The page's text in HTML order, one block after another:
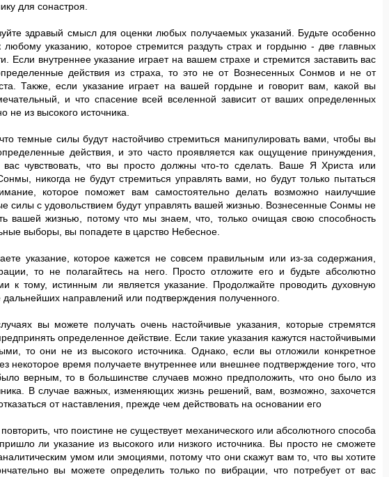
для сонастроя.
здравый смысл для оценки любых получаемых указаний. Будьте особенно
любому указанию, которое стремится раздуть страх и гордыню - две главных
Если внутреннее указание играет на вашем страхе и стремится заставить вас
действия из страха, то это не от Вознесенных Сонмов и не от
Также, если указание играет на вашей гордыне и говорит вам, какой вы
и что спасение всей вселенной зависит от ваших определенных
не из высокого источника.
темные силы будут настойчиво стремиться манипулировать вами, чтобы вы
действия, и это часто проявляется как ощущение принуждения,
вас чувствовать, что вы просто должны что-то сделать. Ваше Я Христа или
никогда не будут стремиться управлять вами, но будут только пытаться
которое поможет вам самостоятельно делать возможно наилучшие
силы с удовольствием будут управлять вашей жизнью. Вознесенные Сонмы не
вашей жизнью, потому что мы знаем, что, только очищая свою способность
выборы, вы попадете в царство Небесное.
указание, которое кажется не совсем правильным или из-за содержания,
то не полагайтесь на него. Просто отложите его и будьте абсолютно
к тому, истинным ли является указание. Продолжайте проводить духовную
дальнейших направлений или подтверждения полученного.
вы можете получать очень настойчивые указания, которые стремятся
определенное действие. Если такие указания кажутся настойчивыми
то они не из высокого источника. Однако, если вы отложили конкретное
некоторое время получаете внутреннее или внешнее подтверждение того, что
верным, то в большинстве случаев можно предположить, что оно было из
В случае важных, изменяющих жизнь решений, вам, возможно, захочется
от наставления, прежде чем действовать на основании его
что поистине не существует механического или абсолютного способа
ли указание из высокого или низкого источника. Вы просто не сможете
умом или эмоциями, потому что они скажут вам то, что вы хотите
вы можете определить только по вибрации, что потребует от вас